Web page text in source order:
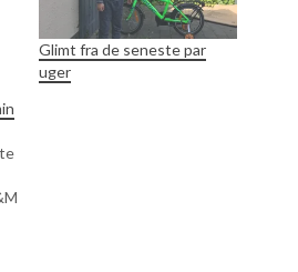
Glimt fra de seneste par
uger